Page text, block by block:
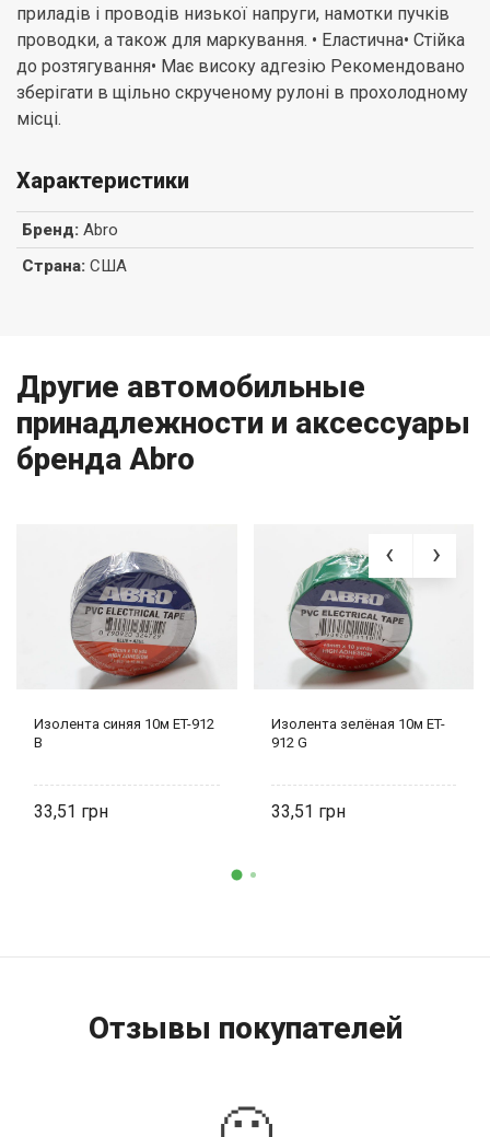
приладів і проводів низької напруги, намотки пучків
проводки, а також для маркування. • Еластична• Стійка
до розтягування• Має високу адгезію Рекомендовано
зберігати в щільно скрученому рулоні в прохолодному
місці.
Характеристики
Бренд: Abro
Страна: США
Другие автомобильные
принадлежности и аксессуары
бренда Abro
Изолента синяя 10м ET-912
B
33,51
Изолента зелёная 10м ET-
912 G
33,51
Отзывы покупателей